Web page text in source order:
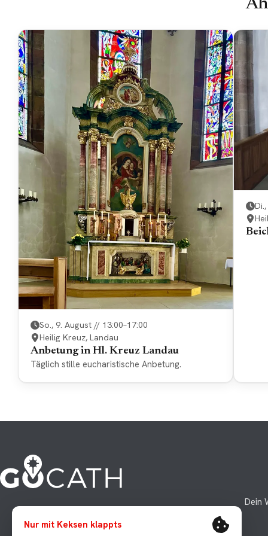
So., 9. August // 13:00–17:00
Heilig Kreuz, Landau
Anbetung in Hl. Kreuz Landau
Täglich stille eucharistische Anbetung.
Dein
Nur mit Keksen klappts